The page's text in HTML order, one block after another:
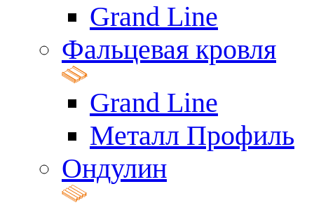
Grand Line
Фальцевая кровля
Grand Line
Металл Профиль
Ондулин